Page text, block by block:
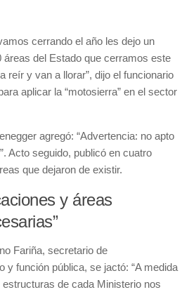
cerrando el año les dejo un
áreas del Estado que cerramos este
reír y van a llorar”, dijo el funcionario
aplicar la “motosierra” en el sector
agregó: “Advertencia: no apto
Acto seguido, publicó en cuatro
que dejaron de existir.
y áreas
Fariña, secretario de
y función pública, se jactó: “A medida
de cada Ministerio nos